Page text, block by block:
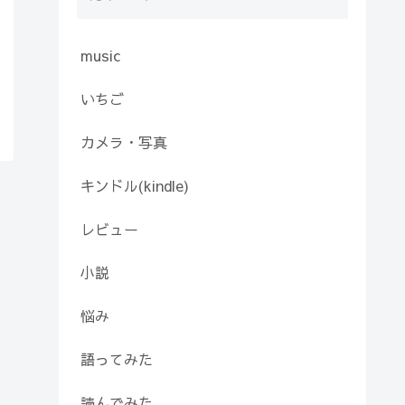
music
いちご
カメラ・写真
キンドル(kindle)
レビュー
小説
悩み
語ってみた